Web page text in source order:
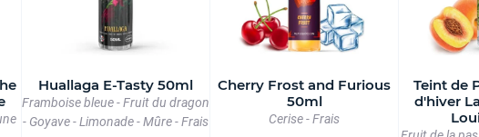
Huallaga E-Tasty 50ml
Framboise bleue - Fruit du dragon
- Goyave - Limonade - Mûre - Frais
Cherry Frost and Furious
50ml
Cerise - Frais
Teint de
d'hiver